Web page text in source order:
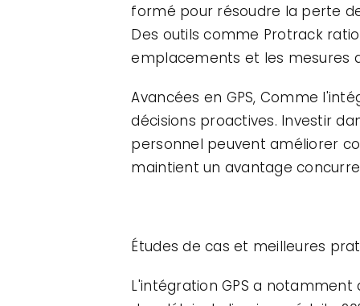
formé pour résoudre la perte
Des outils comme Protrack
emplacements et les mesures
Avancées en GPS, Comme
décisions proactives. Investir
personnel peuvent améliorer
maintient un avantage
Études de cas et meilleures
L'intégration GPS a